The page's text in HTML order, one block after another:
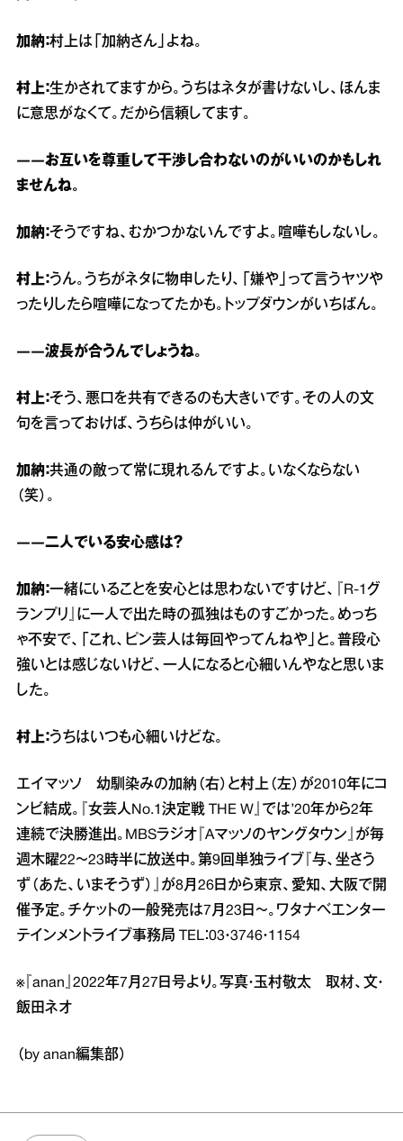
加納：村上は「加納さん」よね。
村上：生かされてますから。うちはネタが書けないし、ほんま
に意思がなくて。だから信頼してます。
――お互いを尊重して干渉し合わないのがいいのかもしれ
ませんね。
加納：そうですね、むかつかないんですよ。喧嘩もしないし。
村上：うん。うちがネタに物申したり、「嫌や」って言うヤツや
ったりしたら喧嘩になってたかも。トップダウンがいちばん。
――波長が合うんでしょうね。
村上：そう、悪口を共有できるのも大きいです。その人の文
句を言っておけば、うちらは仲がいい。
加納：共通の敵って常に現れるんですよ。いなくならない
（笑）。
――二人でいる安心感は？
加納：一緒にいることを安心とは思わないですけど、『R‐1グ
ランプリ』に一人で出た時の孤独はものすごかった。めっち
ゃ不安で、「これ、ピン芸人は毎回やってんねや」と。普段心
強いとは感じないけど、一人になると心細いんやなと思いま
した。
村上：うちはいつも心細いけどな。
エイマッソ 幼馴染みの加納（右）と村上（左）が2010年にコ
ンビ結成。『女芸人No.1決定戦 THE W』では’20年から2年
連続で決勝進出。MBSラジオ『Aマッソのヤングタウン』が毎
週木曜22～23時半に放送中。第9回単独ライブ『与、坐さう
ず（あた、いまそうず）』が8月26日から東京、愛知、大阪で開
催予定。チケットの一般発売は7月23日～。ワタナベエンター
テインメントライブ事務局 TEL：03・3746・1154
※『anan』2022年7月27日号より。写真・玉村敬太 取材、文・
飯田ネオ
（by anan編集部）